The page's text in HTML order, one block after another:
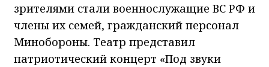
зрителями стали военнослужащие ВС РФ и
члены их семей, гражданский персонал
Минобороны. Театр представил
патриотический концерт «Под звуки